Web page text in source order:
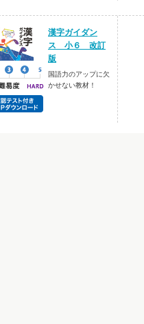
漢字ガイダン
ス 小６ 改訂
版
国語力のアップに欠
かせない教材！